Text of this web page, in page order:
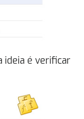
ideia é verificar